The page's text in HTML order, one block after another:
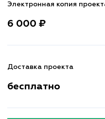
Электронная копия
6 000 ₽
Доставка проекта
бесплатно